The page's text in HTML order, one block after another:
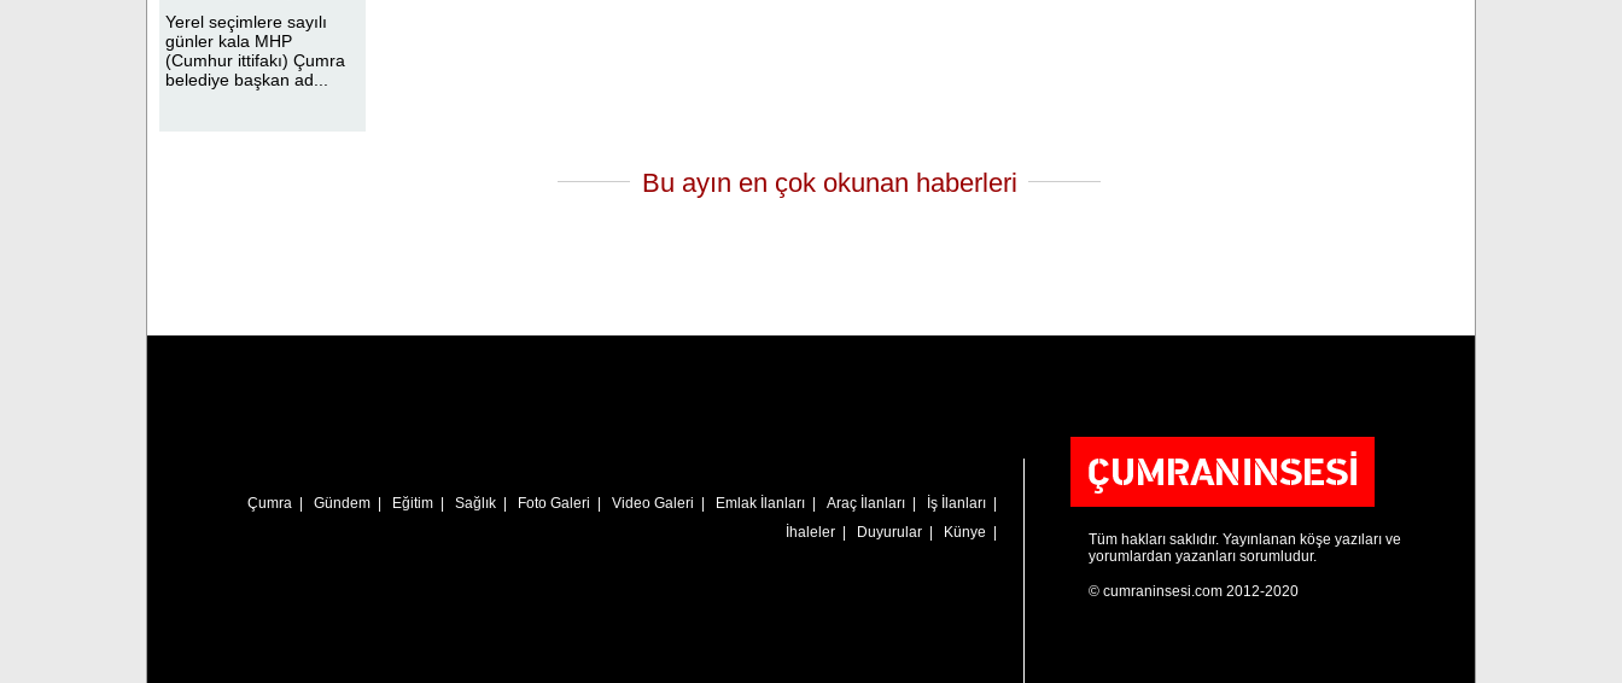
Yerel seçimlere sayılı
günler kala MHP
(Cumhur ittifakı) Çumra
belediye başkan ad...
Bu ayın en çok okunan haberleri
Çumra Gündem Eğitim Sağlık Foto Galeri Video Galeri Emlak İlanları Araç İlanları İş İlanları
İhaleler
Duyurular Künye
Tüm hakları saklıdır. Yayınlanan köşe yazıları ve
yorumlardan yazanları sorumludur.
© cumraninsesi.com 2012-2020